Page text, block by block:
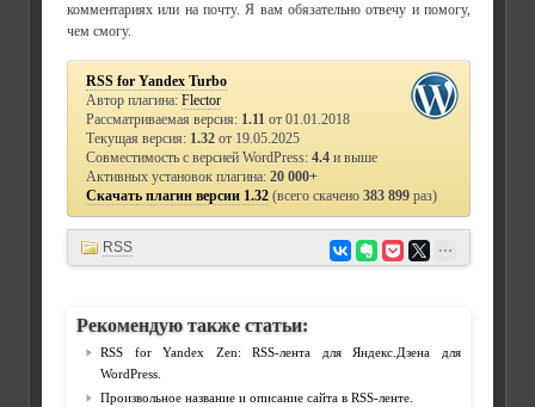
комментариях или на почту. Я вам обязательно отвечу и помогу,
чем смогу.
RSS for Yandex Turbo
Автор плагина: Flector
Рассматриваемая версия: 1.11 от 01.01.2018
Текущая версия: 1.32 от 19.05.2025
Совместимость с версией WordPress: 4.4 и выше
Активных установок плагина: 20 000+
Скачать плагин версии 1.32 (всего скачено 383 899 раз)
RSS
Рекомендую также статьи:
RSS for Yandex Zen: RSS-лента для Яндекс.Дзена для
WordPress.
Произвольное название и описание сайта в RSS-ленте.